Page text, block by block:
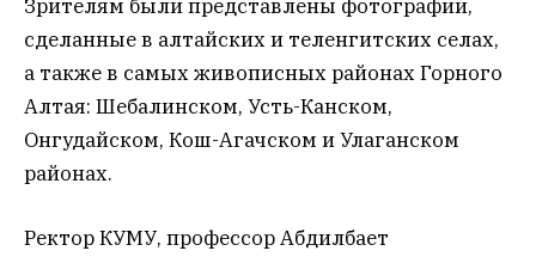
Зрителям были представлены фотографии,
сделанные в алтайских и теленгитских селах,
а также в самых живописных районах Горного
Алтая: Шебалинском, Усть-Канском,
Онгудайском, Кош-Агачском и Улаганском
районах.
Ректор КУМУ, профессор Абдилбает